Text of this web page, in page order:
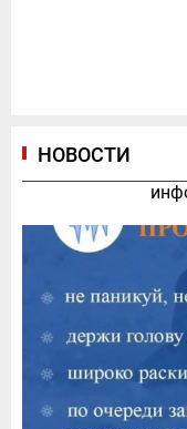
НОВОСТИ